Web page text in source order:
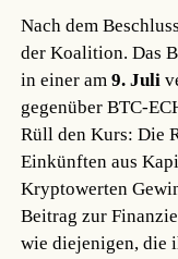
Nach dem
der Koalition. Das
in einer am9. Juli
gegenüber BTC-
Rüll den Kurs: Die
Einkünften aus
Kryptowerten
Beitrag zur
wie diejenigen, die